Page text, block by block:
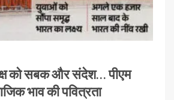
को सबक और संदेश… पीएम
भाव की पवित्रता